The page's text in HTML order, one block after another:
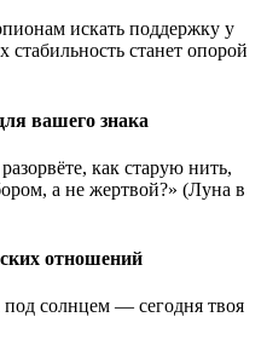
искать поддержку у
станет опорой
вашего знака
как старую нить,
а не жертвой?» (Луна в
отношений
солнцем — сегодня твоя